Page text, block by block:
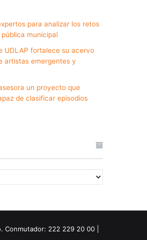
para analizar los retos
municipal
UDLAP fortalece su acervo
artistas emergentes y
un proyecto que
de clasificar episodios
Conmutador: 222 229 20 00 |